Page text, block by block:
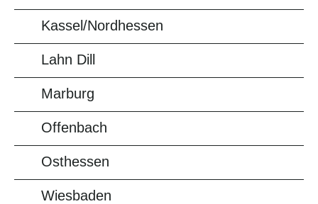
Kassel/Nordhessen
Lahn Dill
Marburg
Offenbach
Osthessen
Wiesbaden